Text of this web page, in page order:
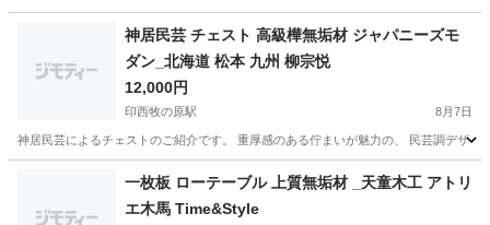
印西牧の原駅 ソファ マルニ
神居民芸 チェスト 高級樺無垢材 ジャパニーズモ
ダン_北海道 松本 九州 柳宗悦
12,000円
印西牧の原駅 8月7日
神居民芸によるチェストのご紹介です。 重厚感のある佇まいが魅力の、 民芸調デザ
印西牧の原駅 収納家具 民芸
一枚板 ローテーブル 上質無垢材 _天童木工 アトリ
エ木馬 Time&Style